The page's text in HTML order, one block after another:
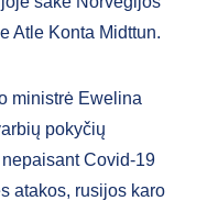
Atle Konta Midttun.
ministrė Ewelina
pokyčių
Covid-19
atakos, rusijos karo